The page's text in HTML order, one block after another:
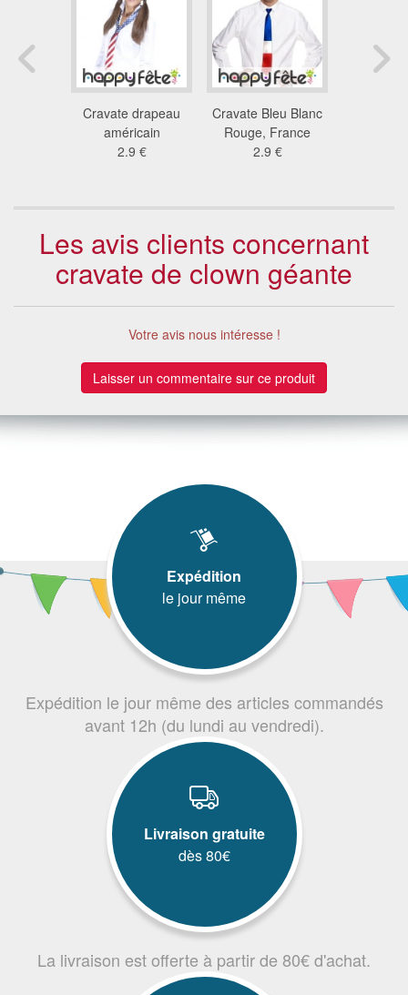
Cravate drapeau
américain
2.9 €
Cravate Bleu Blanc
Rouge, France
2.9 €
Les avis clients concernant
cravate de clown géante
Votre avis nous intéresse !
Laisser un commentaire sur ce produit
Expédition
le jour même
Expédition le jour même des articles commandés
avant 12h (du lundi au vendredi).
Livraison gratuite
dès 80€
La livraison est offerte à partir de 80€ d'achat.